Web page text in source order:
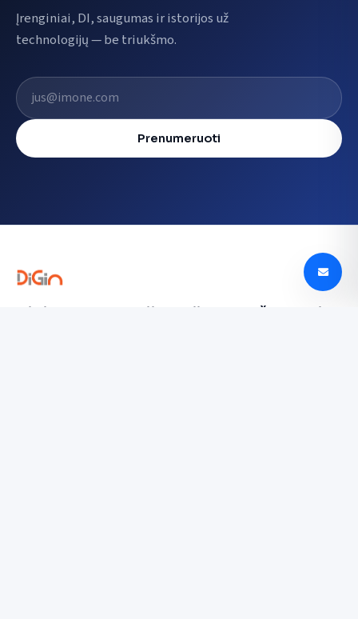
Įrenginiai, DI, saugumas ir istorijos už
technologijų — be triukšmo.
El. pašto adresas
Prenumeruoti
Digin - Technologijų naujienos, apžvalgos ir